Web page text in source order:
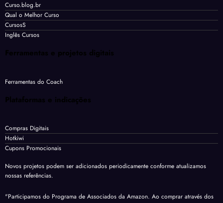
Curso.blog.br
Qual o Melhor Curso
CursosS
Inglês Cursos
Ferramentas e projetos digitais
Ferramentas do Coach
Plataformas e indicações
Compras Digitais
Hotkiwi
Cupons Promocionais
Novos projetos podem ser adicionados periodicamente conforme atualizamos
nossas referências.
"Participamos do Programa de Associados da Amazon. Ao comprar através dos